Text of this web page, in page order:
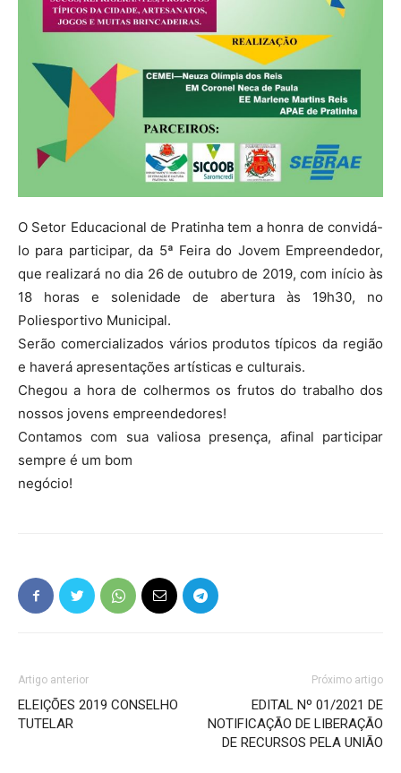
O Setor Educacional de Pratinha tem a honra de convidá-
lo para participar, da 5ª Feira do Jovem Empreendedor,
que realizará no dia 26 de outubro de 2019, com início às
18 horas e solenidade de abertura às 19h30, no
Poliesportivo Municipal.
Serão comercializados vários produtos típicos da região
e haverá apresentações artísticas e culturais.
Chegou a hora de colhermos os frutos do trabalho dos
nossos jovens empreendedores!
Contamos com sua valiosa presença, afinal participar
sempre é um bom
negócio!
Artigo anterior
ELEIÇÕES 2019 CONSELHO
TUTELAR
Próximo artigo
EDITAL Nº 01/2021 DE
NOTIFICAÇÃO DE LIBERAÇÃO
DE RECURSOS PELA UNIÃO